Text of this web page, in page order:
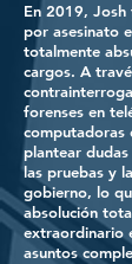
En 2019, Josh
por asesinato
totalmente
cargos. A
forenses en
computadoras
plantear
las pruebas y
gobierno, lo
absolución
extraordinario
asuntos